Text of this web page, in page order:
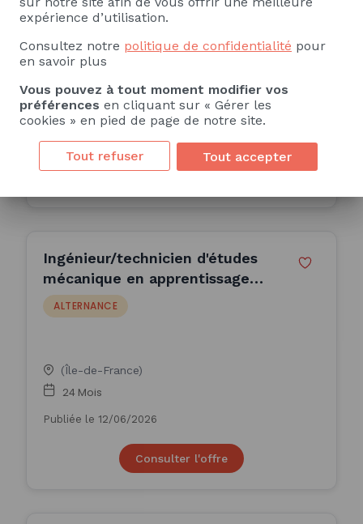
quantitatif (F/H) - Validation
ALTERNANCE
Paris 17e Arrondissement (75)
12 Mois
Ingénieur/technicien d'études
mécanique en apprentissage
F/H
ALTERNANCE
(Île-de-France)
24 Mois
Publiée le 12/06/2026
Consulter l'offre
expérience d’utilisation.
Consultez notre politique de confidentialité pour
en savoir plus
Vous pouvez à tout moment modifier vos
préférences en cliquant sur « Gérer les
cookies » en pied de page de notre site.
Tout refuser Tout accepter